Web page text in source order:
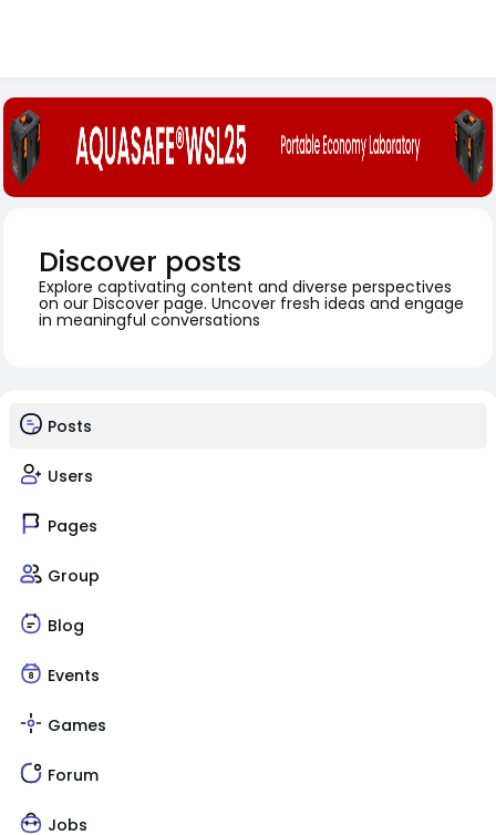
Discover posts
Explore captivating content and diverse perspectives
on our Discover page. Uncover fresh ideas and engage
in meaningful conversations
Posts
Users
Pages
Group
Blog
Events
Games
Forum
Jobs